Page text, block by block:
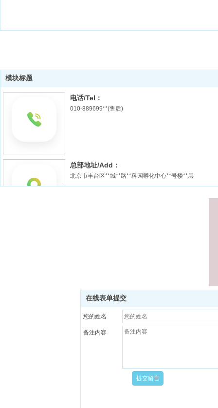
模块标题
电话/Tel：
010-889699**(售后)
总部地址/Add：
北京市丰台区**城**路**科园孵化中心**号楼**层
在线表单提交
您的姓名
备注内容